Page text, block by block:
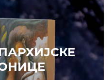
АРХИВА
одговор Жељку Жугићу –
Артемију